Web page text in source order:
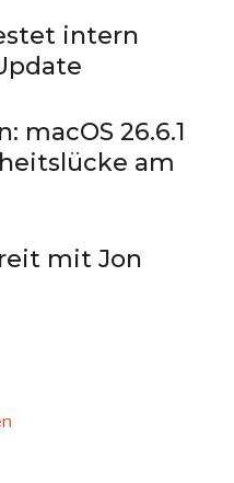
intern
macOS 26.6.1
am
mit Jon